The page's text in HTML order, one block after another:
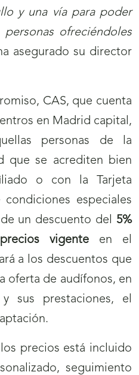
y una vía para poder
ofreciéndoles
asegurado su director
CAS, que cuenta
en Madrid capital,
personas de la
que se acrediten bien
o con la Tarjeta
especiales
un descuento del 5%
vigenteen el
a los descuentos que
oferta de audífonos, en
sus prestaciones, el
precios está incluido
seguimiento